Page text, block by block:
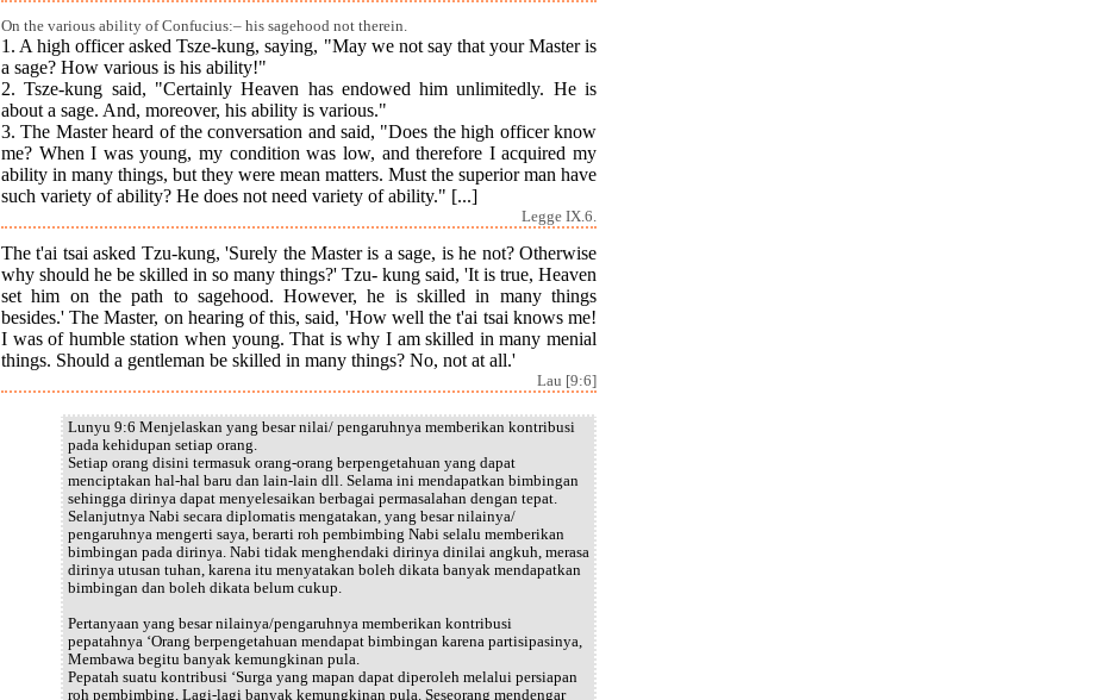
On the various ability of Confucius:– his sagehood not therein.
1. A high officer asked Tsze-kung, saying, "May we not say that your Master is
a sage? How various is his ability!"
2. Tsze-kung said, "Certainly Heaven has endowed him unlimitedly. He is
about a sage. And, moreover, his ability is various."
3. The Master heard of the conversation and said, "Does the high officer know
me? When I was young, my condition was low, and therefore I acquired my
ability in many things, but they were mean matters. Must the superior man have
such variety of ability? He does not need variety of ability." [...]
Legge IX.6.
The t'ai tsai asked Tzu-kung, 'Surely the Master is a sage, is he not? Otherwise
why should he be skilled in so many things?' Tzu- kung said, 'It is true, Heaven
set him on the path to sagehood. However, he is skilled in many things
besides.' The Master, on hearing of this, said, 'How well the t'ai tsai knows me!
I was of humble station when young. That is why I am skilled in many menial
things. Should a gentleman be skilled in many things? No, not at all.'
Lau [9:6]
Lunyu 9:6 Menjelaskan yang besar nilai/ pengaruhnya memberikan kontribusi
pada kehidupan setiap orang.
Setiap orang disini termasuk orang-orang berpengetahuan yang dapat
menciptakan hal-hal baru dan lain-lain dll. Selama ini mendapatkan bimbingan
sehingga dirinya dapat menyelesaikan berbagai permasalahan dengan tepat.
Selanjutnya Nabi secara diplomatis mengatakan, yang besar nilainya/
pengaruhnya mengerti saya, berarti roh pembimbing Nabi selalu memberikan
bimbingan pada dirinya. Nabi tidak menghendaki dirinya dinilai angkuh, merasa
dirinya utusan tuhan, karena itu menyatakan boleh dikata banyak mendapatkan
bimbingan dan boleh dikata belum cukup.
Pertanyaan yang besar nilainya/pengaruhnya memberikan kontribusi
pepatahnya ‘Orang berpengetahuan mendapat bimbingan karena partisipasinya,
Membawa begitu banyak kemungkinan pula.
Pepatah suatu kontribusi ‘Surga yang mapan dapat diperoleh melalui persiapan
roh pembimbing, Lagi-lagi banyak kemungkinan pula. Seseorang mendengar